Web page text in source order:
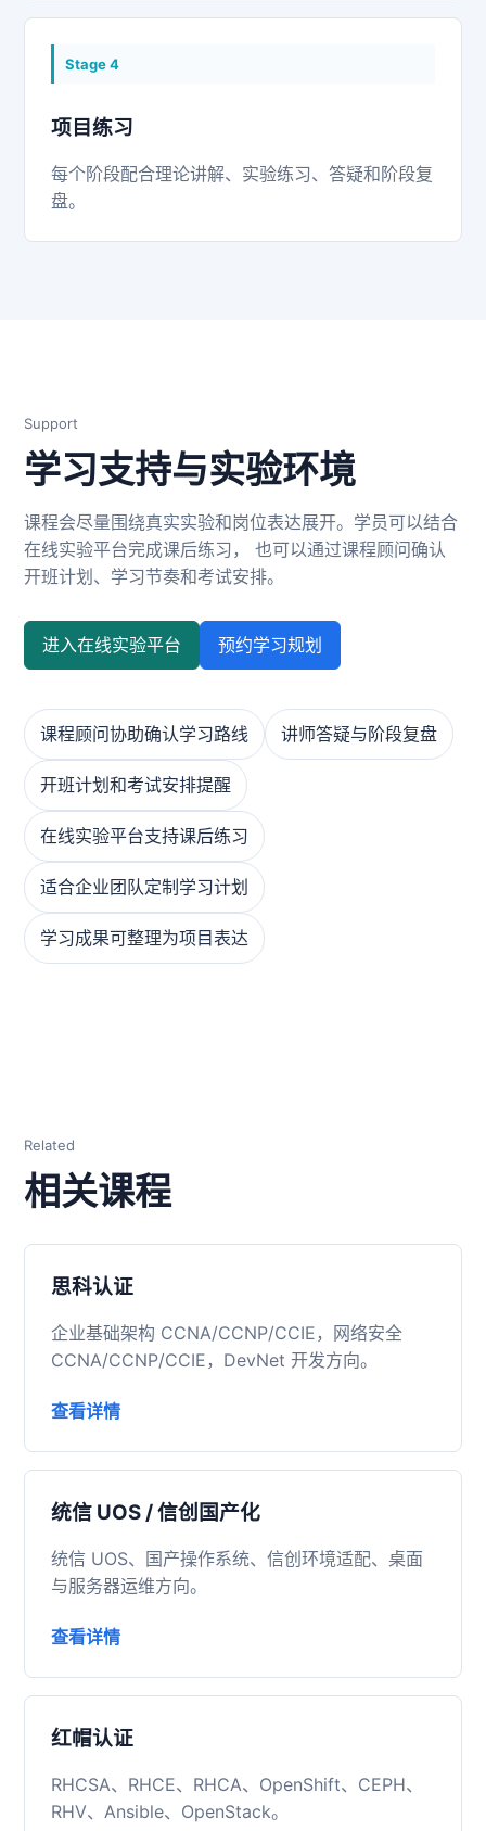
Stage4
项目练习
每个阶段配合理论讲解、实验练习、答疑和阶段复
盘。
Support
学习支持与实验环境
课程会尽量围绕真实实验和岗位表达展开。学员可以结合
在线实验平台完成课后练习， 也可以通过课程顾问确认
开班计划、学习节奏和考试安排。
进入在线实验平台 预约学习规划
课程顾问协助确认学习路线 讲师答疑与阶段复盘
开班计划和考试安排提醒
在线实验平台支持课后练习
适合企业团队定制学习计划
学习成果可整理为项目表达
Related
相关课程
思科认证
企业基础架构 CCNA/CCNP/CCIE，网络安全
CCNA/CCNP/CCIE，DevNet 开发方向。
查看详情
统信 UOS / 信创国产化
统信 UOS、国产操作系统、信创环境适配、桌面
与服务器运维方向。
查看详情
红帽认证
RHCSA、RHCE、RHCA、OpenShift、CEPH、
RHV、Ansible、OpenStack。